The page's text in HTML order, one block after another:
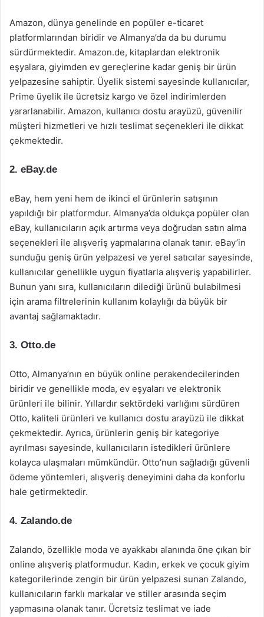
Amazon, dünya genelinde en popüler e-ticaret
platformlarından biridir ve Almanya’da da bu durumu
sürdürmektedir. Amazon.de, kitaplardan elektronik
eşyalara, giyimden ev gereçlerine kadar geniş bir ürün
yelpazesine sahiptir. Üyelik sistemi sayesinde kullanıcılar,
Prime üyelik ile ücretsiz kargo ve özel indirimlerden
yararlanabilir. Amazon, kullanıcı dostu arayüzü, güvenilir
müşteri hizmetleri ve hızlı teslimat seçenekleri ile dikkat
çekmektedir.
2. eBay.de
eBay, hem yeni hem de ikinci el ürünlerin satışının
yapıldığı bir platformdur. Almanya’da oldukça popüler olan
eBay, kullanıcıların açık artırma veya doğrudan satın alma
seçenekleri ile alışveriş yapmalarına olanak tanır. eBay’in
sunduğu geniş ürün yelpazesi ve yerel satıcılar sayesinde,
kullanıcılar genellikle uygun fiyatlarla alışveriş yapabilirler.
Bunun yanı sıra, kullanıcıların dilediği ürünü bulabilmesi
için arama filtrelerinin kullanım kolaylığı da büyük bir
avantaj sağlamaktadır.
3. Otto.de
Otto, Almanya’nın en büyük online perakendecilerinden
biridir ve genellikle moda, ev eşyaları ve elektronik
ürünleri ile bilinir. Yıllardır sektördeki varlığını sürdüren
Otto, kaliteli ürünleri ve kullanıcı dostu arayüzü ile dikkat
çekmektedir. Ayrıca, ürünlerin geniş bir kategoriye
ayrılması sayesinde, kullanıcıların istedikleri ürünlere
kolayca ulaşmaları mümkündür. Otto’nun sağladığı güvenli
ödeme yöntemleri, alışveriş deneyimini daha da konforlu
hale getirmektedir.
4. Zalando.de
Zalando, özellikle moda ve ayakkabı alanında öne çıkan bir
online alışveriş platformudur. Kadın, erkek ve çocuk giyim
kategorilerinde zengin bir ürün yelpazesi sunan Zalando,
kullanıcıların farklı markalar ve stiller arasında seçim
yapmasına olanak tanır. Ücretsiz teslimat ve iade